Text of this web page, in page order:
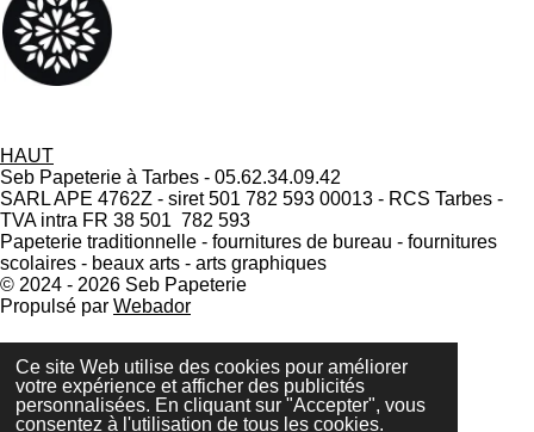
Ce site Web utilise des cookies pour améliorer
votre expérience et afficher des publicités
personnalisées. En cliquant sur "Accepter", vous
consentez à l'utilisation de tous les cookies.
HAUT
Seb Papeterie à Tarbes - 05.62.34.09.42
SARL APE 4762Z - siret 501 782 593 00013 - RCS Tarbes -
TVA intra FR 38 501 782 593
Papeterie traditionnelle - fournitures de bureau - fournitures
scolaires - beaux arts - arts graphiques
© 2024 - 2026 Seb Papeterie
Propulsé par Webador